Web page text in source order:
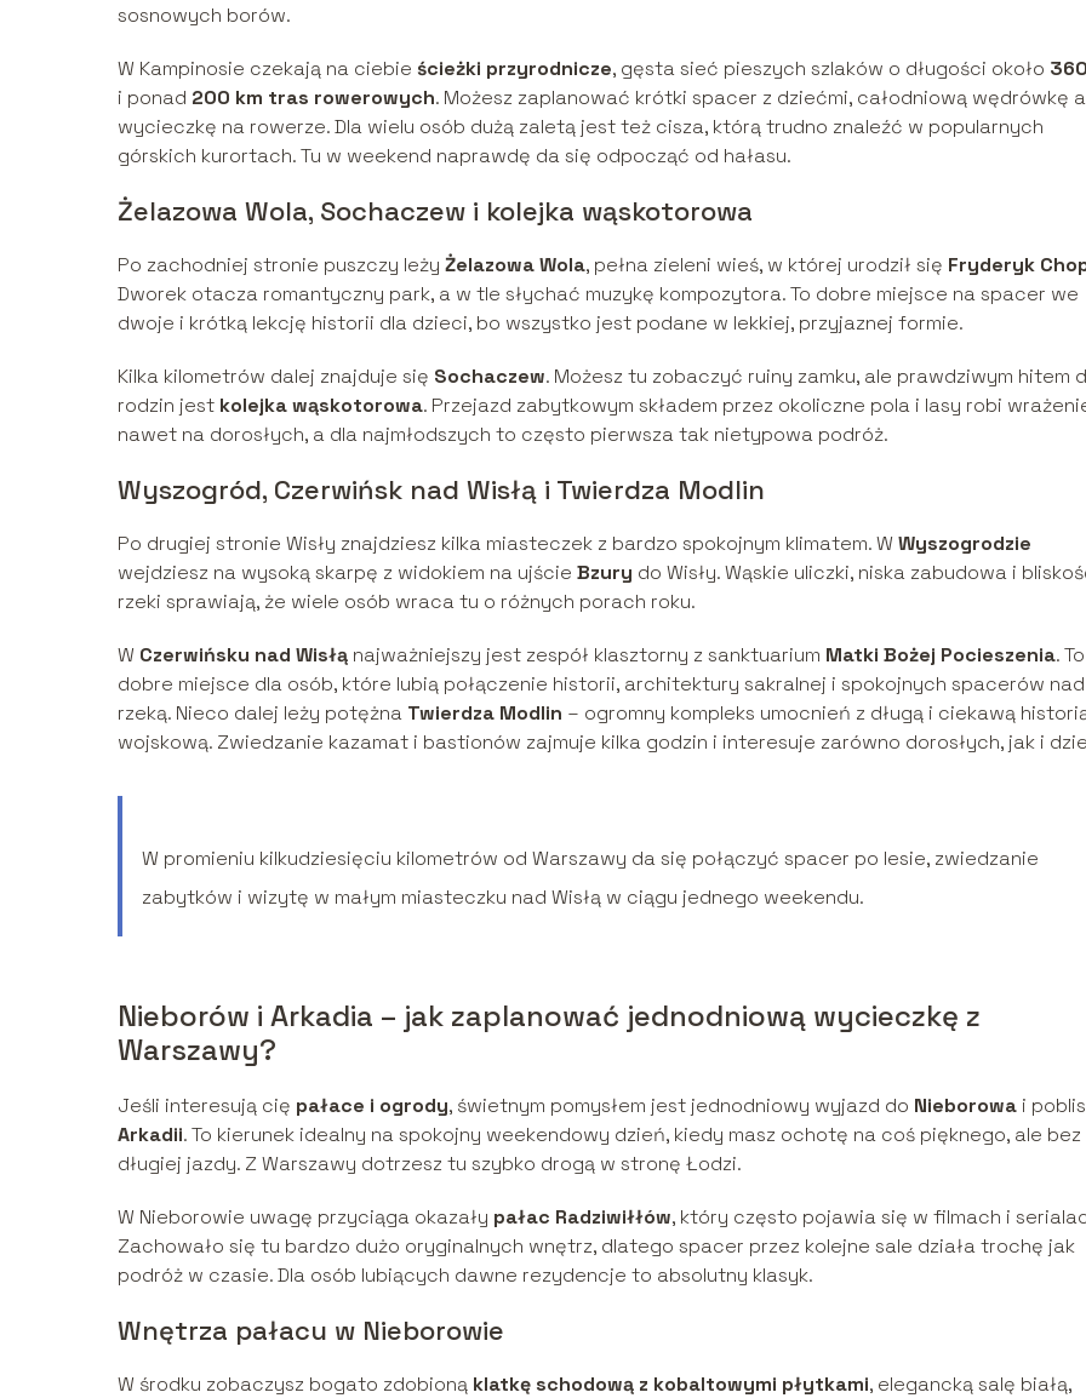
sosnowych borów.
W Kampinosie czekają na ciebie ścieżki przyrodnicze, gęsta sieć pieszych szlaków o długości około
i ponad 200 km tras rowerowych. Możesz zaplanować krótki spacer z dziećmi, całodniową wędrówkę
wycieczkę na rowerze. Dla wielu osób dużą zaletą jest też cisza, którą trudno znaleźć w popularnych
górskich kurortach. Tu w weekend naprawdę da się odpocząć od hałasu.
Żelazowa Wola, Sochaczew i kolejka wąskotorowa
Po zachodniej stronie puszczy leży Żelazowa Wola, pełna zieleni wieś, w której urodził się Fryderyk
Dworek otacza romantyczny park, a w tle słychać muzykę kompozytora. To dobre miejsce na spacer we
dwoje i krótką lekcję historii dla dzieci, bo wszystko jest podane w lekkiej, przyjaznej formie.
Kilka kilometrów dalej znajduje się Sochaczew. Możesz tu zobaczyć ruiny zamku, ale prawdziwym hitem
rodzin jest kolejka wąskotorowa. Przejazd zabytkowym składem przez okoliczne pola i lasy robi
nawet na dorosłych, a dla najmłodszych to często pierwsza tak nietypowa podróż.
Wyszogród, Czerwińsk nad Wisłą i Twierdza Modlin
Po drugiej stronie Wisły znajdziesz kilka miasteczek z bardzo spokojnym klimatem. WWyszogrodzie
wejdziesz na wysoką skarpę z widokiem na ujście Bzury do Wisły. Wąskie uliczki, niska zabudowa i
rzeki sprawiają, że wiele osób wraca tu o różnych porach roku.
W Czerwińsku nad Wisłą najważniejszy jest zespół klasztorny z sanktuarium Matki Bożej Pocieszenia. To
dobre miejsce dla osób, które lubią połączenie historii, architektury sakralnej i spokojnych spacerów nad
rzeką. Nieco dalej leży potężna Twierdza Modlin – ogromny kompleks umocnień z długą i ciekawą
wojskową. Zwiedzanie kazamat i bastionów zajmuje kilka godzin i interesuje zarówno dorosłych, jak i
W promieniu kilkudziesięciu kilometrów od Warszawy da się połączyć spacer po lesie, zwiedzanie
zabytków i wizytę w małym miasteczku nad Wisłą w ciągu jednego weekendu.
Nieborów i Arkadia – jak zaplanować jednodniową wycieczkę z
Warszawy?
Jeśli interesują cię pałace i ogrody, świetnym pomysłem jest jednodniowy wyjazd do Nieborowa i
Arkadii. To kierunek idealny na spokojny weekendowy dzień, kiedy masz ochotę na coś pięknego, ale bez
długiej jazdy. Z Warszawy dotrzesz tu szybko drogą w stronę Łodzi.
W Nieborowie uwagę przyciąga okazały pałac Radziwiłłów, który często pojawia się w filmach i
Zachowało się tu bardzo dużo oryginalnych wnętrz, dlatego spacer przez kolejne sale działa trochę jak
podróż w czasie. Dla osób lubiących dawne rezydencje to absolutny klasyk.
Wnętrza pałacu w Nieborowie
W środku zobaczysz bogato zdobioną klatkę schodową z kobaltowymi płytkami, elegancką salę białą,